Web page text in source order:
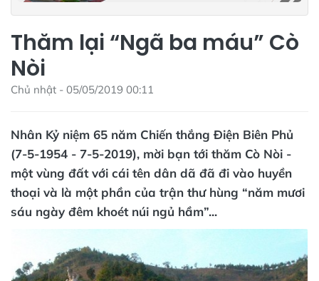
Thăm lại “Ngã ba máu” Cò
Nòi
Chủ nhật - 05/05/2019 00:11
Nhân Kỷ niệm 65 năm Chiến thắng Điện Biên Phủ
(7-5-1954 - 7-5-2019), mời bạn tới thăm Cò Nòi -
một vùng đất với cái tên dân dã đã đi vào huyền
thoại và là một phần của trận thư hùng “năm mươi
sáu ngày đêm khoét núi ngủ hầm”...